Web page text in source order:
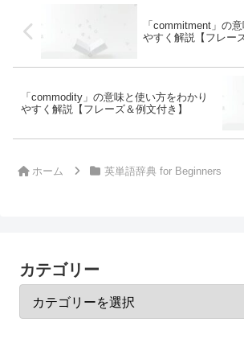
「commitment」の
やすく解説【フレー
「commodity」の意味と使い方をわかり
やすく解説【フレーズ＆例文付き】
ホーム 英単語辞典 for Beginners
カテゴリー